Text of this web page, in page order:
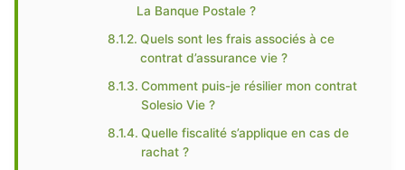
La Banque Postale ?
Quels sont les frais associés à ce
contrat d’assurance vie ?
Comment puis-je résilier mon contrat
Solesio Vie ?
Quelle fiscalité s’applique en cas de
rachat ?